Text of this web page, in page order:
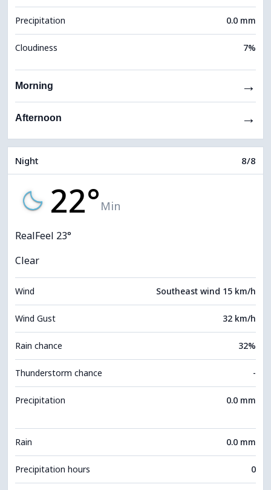
Precipitation 0.0 mm
Cloudiness 7%
Morning →
Afternoon →
Night 8/8
22° Min
RealFeel 23°
Clear
Wind Southeast wind 15 km/h
Wind Gust 32 km/h
Rain chance 32%
Thunderstorm chance -
Precipitation 0.0 mm
Rain 0.0 mm
Precipitation hours 0